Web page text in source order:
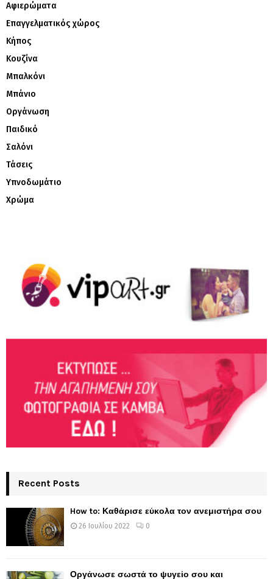
Αφιερώματα
Επαγγελματικός χώρος
Κήπος
Κουζίνα
Μπαλκόνι
Μπάνιο
Οργάνωση
Παιδικό
Σαλόνι
Τάσεις
Υπνοδωμάτιο
Χρώμα
Recent Posts
How to: Καθάρισε εύκολα τον ανεμιστήρα σου
26 Ιουλίου 2022 0
Οργάνωσε σωστά το ψυγείο σου και